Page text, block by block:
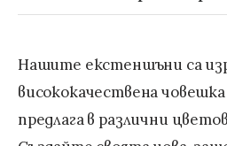
Нашите екстеншъни са
висококачествена
предлага в различни